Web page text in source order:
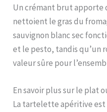
Un crémant brut apporte
nettoient le gras du
sauvignon blanc sec
et le pesto, tandis qu’un
valeur sûre pour
En savoir plus sur le plat
La tartelette apéritive est